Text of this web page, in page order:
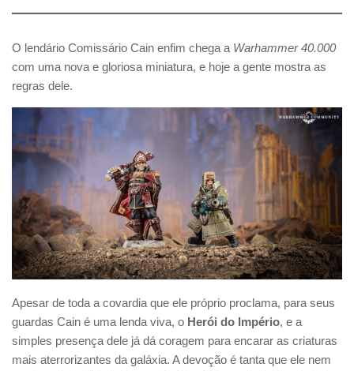
O lendário Comissário Cain enfim chega a Warhammer 40.000
com uma nova e gloriosa miniatura, e hoje a gente mostra as
regras dele.
Apesar de toda a covardia que ele próprio proclama, para seus
guardas Cain é uma lenda viva, o Herói do Império, e a
simples presença dele já dá coragem para encarar as criaturas
mais aterrorizantes da galáxia. A devoção é tanta que ele nem